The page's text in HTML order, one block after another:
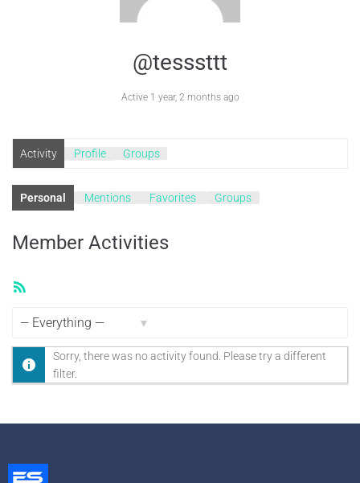
@tesssttt
Active 1 year, 2 months ago
Activity Profile Groups
Personal Mentions Favorites Groups
Member Activities
Sorry, there was no activity found. Please try a different
filter.